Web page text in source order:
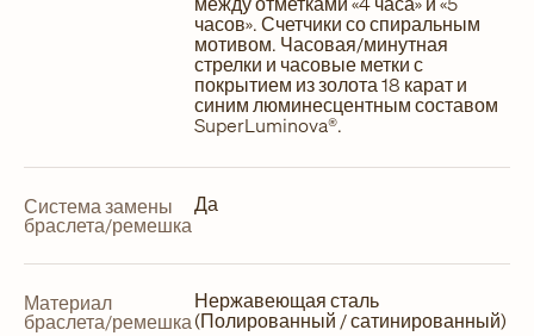
часов». Счетчики со спиральным
мотивом. Часовая/минутная
стрелки и часовые метки с
покрытием из золота 18 карат и
синим люминесцентным составом
SuperLuminova®.
Система замены
браслета/ремешка
Да
Материал
браслета/ремешка
Нержавеющая сталь
(Полированный / сатинированный)